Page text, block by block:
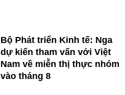
Bộ Phát triển Kinh tế: Nga
dự kiến tham vấn với Việt
Nam về miễn thị thực nhóm
vào tháng 8